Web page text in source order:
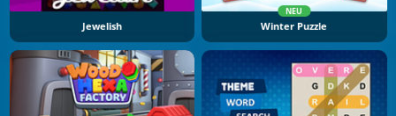
Jewelish
NEU
Winter Puzzle